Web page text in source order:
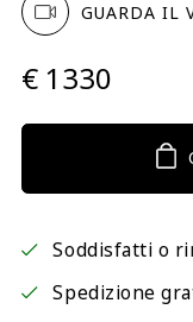
GUARDA IL
€ 1330
Soddisfatti o
Spedizione